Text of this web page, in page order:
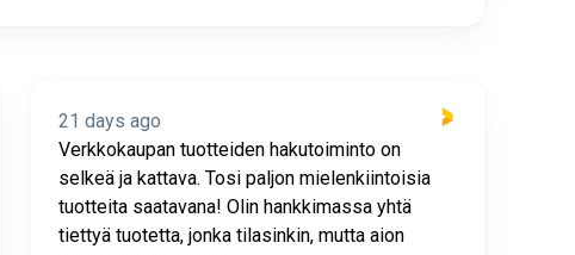
21 days ago
Verkkokaupan tuotteiden hakutoiminto on
selkeä ja kattava. Tosi paljon mielenkiintoisia
tuotteita saatavana! Olin hankkimassa yhtä
tiettyä tuotetta, jonka tilasinkin, mutta aion